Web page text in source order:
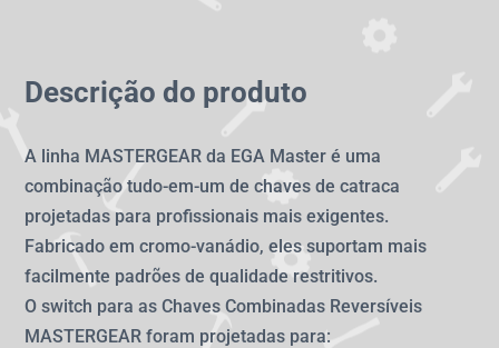
Descrição do produto
A linha MASTERGEAR da EGA Master é uma
combinação tudo-em-um de chaves de catraca
projetadas para profissionais mais exigentes.
Fabricado em cromo-vanádio, eles suportam mais
facilmente padrões de qualidade restritivos.
O switch para as Chaves Combinadas Reversíveis
MASTERGEAR foram projetadas para: